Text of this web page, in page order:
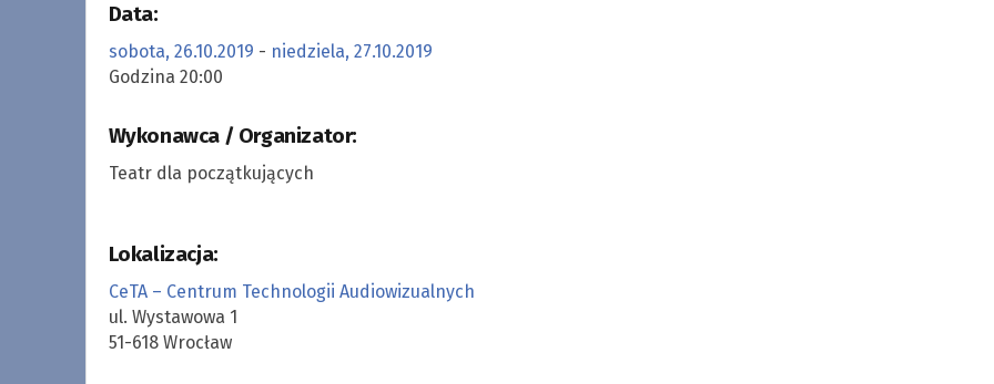
Data:
sobota, 26.10.2019 - niedziela, 27.10.2019
Godzina 20:00
Wykonawca / Organizator:
Teatr dla początkujących
Lokalizacja:
CeTA – Centrum Technologii Audiowizualnych
ul. Wystawowa 1
51-618 Wrocław